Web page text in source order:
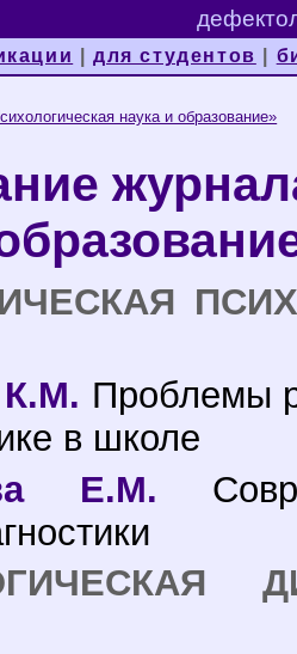
|для студентов
наука и образование»
К.М. Проблемы
в школе
Е.М.